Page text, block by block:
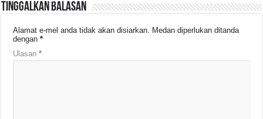
Tinggalkan Balasan
Alamat e-mel anda tidak akan disiarkan. Medan diperlukan ditanda
dengan*
Ulasan*